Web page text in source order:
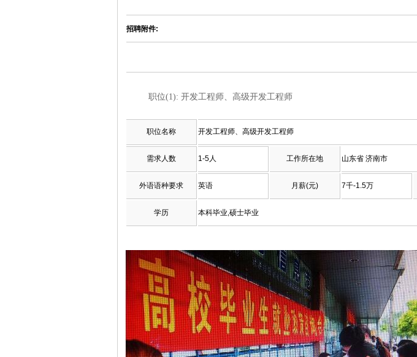
招聘附件:
职位(1): 开发工程师、高级开发工程师
职位名称 开发工程师、高级开发工程师
需求人数 1-5人 工作所在地 山东省 济南市
外语语种要求 英语 月薪(元) 7千-1.5万
学历 本科毕业,硕士毕业